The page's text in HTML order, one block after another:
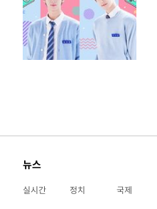
뉴스
실시간 정치 국제